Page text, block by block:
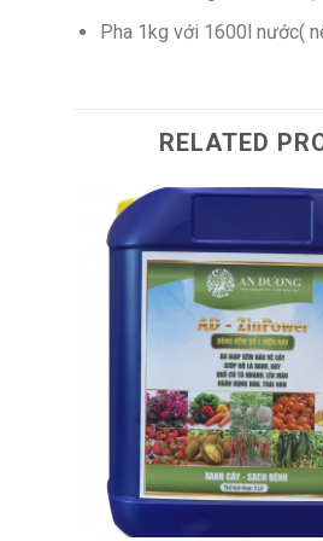
Pha 1kg với 1600l nước(
RELATED